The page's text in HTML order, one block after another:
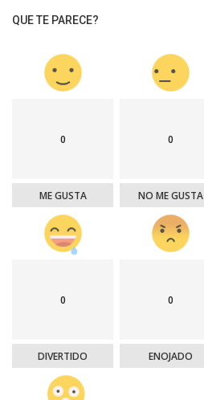
QUE TE PARECE?
0
ME GUSTA
0
NO ME GUSTA
0
DIVERTIDO
0
ENOJADO